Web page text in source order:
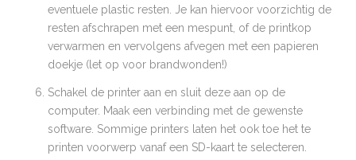
eventuele plastic resten. Je kan hiervoor voorzichtig de
resten afschrapen met een mespunt, of de printkop
verwarmen en vervolgens afvegen met een papieren
doekje (let op voor brandwonden!)
Schakel de printer aan en sluit deze aan op de
computer. Maak een verbinding met de gewenste
software. Sommige printers laten het ook toe het te
printen voorwerp vanaf een SD-kaart te selecteren.